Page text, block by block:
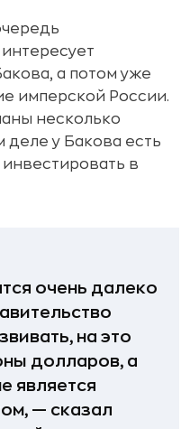
а потом уже
имперской России.
несколько
деле у Бакова есть
в
очень далеко
на это
долларов, а
является
— сказал